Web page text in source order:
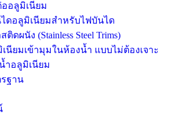
อลูมิเนียม
ดอลูมิเนียมสำหรับไฟบันได
ดผนัง (Stainless Steel Trims)
นียมเข้ามุมในห้องน้ำ แบบไม่ต้องเจาะ
ำอลูมิเนียม
ฐาน